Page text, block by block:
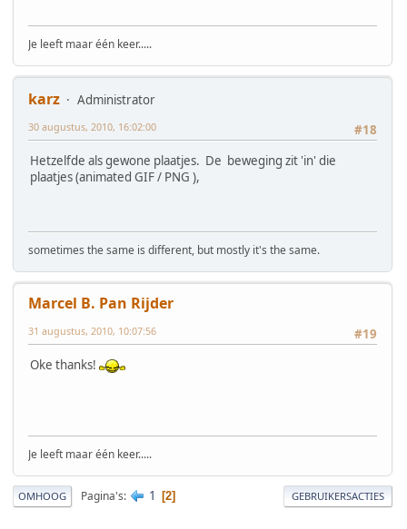
Je leeft maar één keer.....
karz
Administrator
#18
30 augustus, 2010, 16:02:00
Hetzelfde als gewone plaatjes. De beweging zit 'in' die
plaatjes (animated GIF / PNG ),
sometimes the same is different, but mostly it's the same.
Marcel B. Pan Rijder
#19
31 augustus, 2010, 10:07:56
Oke thanks!
Je leeft maar één keer.....
OMHOOG Pagina's 1 2 GEBRUIKERSACTIES